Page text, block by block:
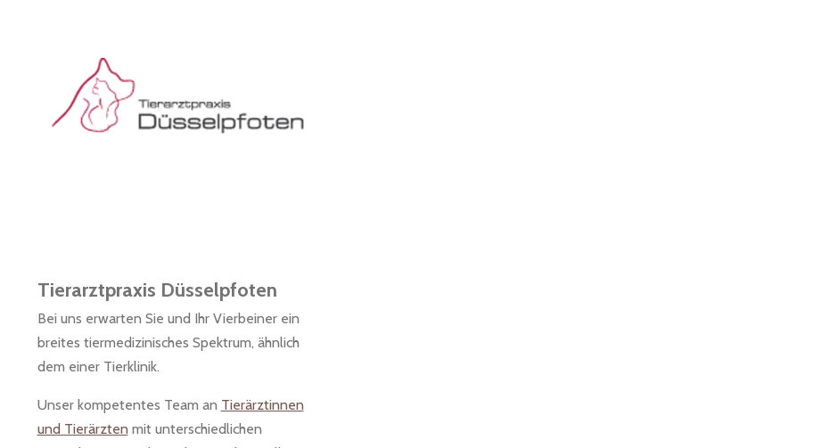
Tierarztpraxis Düsselpfoten
Bei uns erwarten Sie und Ihr Vierbeiner ein
breites tiermedizinisches Spektrum, ähnlich
dem einer Tierklinik.
Unser kompetentes Team an Tierärztinnen
und Tierärzten mit unterschiedlichen